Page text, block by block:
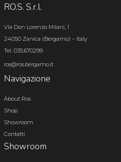
RO.S. S.r.l.
Via Don Lorenzo Milani, 1
24050 Zanica (Bergamo) – Italy
Tel. 035.670299
ros@ros.bergamo.it
Navigazione
About Ros
Shop
Showroom
Contatti
Showroom